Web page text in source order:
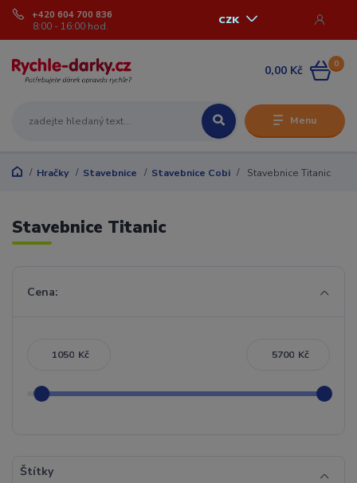
Menu
CZK
+420 604 700 836
8:00 - 16:00 hod.
0
0,00 Kč
Hračky Stavebnice Stavebnice Cobi Stavebnice Titanic
Stavebnice Titanic
Cena:
Kč Kč
Štítky